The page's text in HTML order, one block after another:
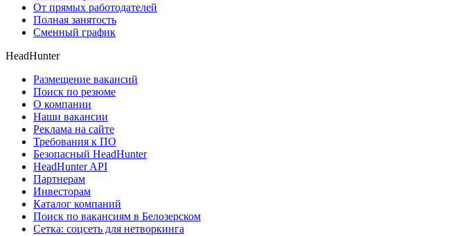
От прямых работодателей
Полная занятость
Сменный график
HeadHunter
Размещение вакансий
Поиск по резюме
О компании
Наши вакансии
Реклама на сайте
Требования к ПО
Безопасный HeadHunter
HeadHunter API
Партнерам
Инвесторам
Каталог компаний
Поиск по вакансиям в Белозерском
Сетка: соцсеть для нетворкинга